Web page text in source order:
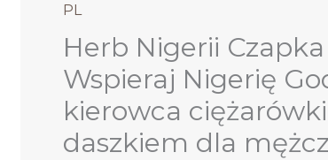
PL
Herb Nigerii
Wspieraj Nigerię
kierowca
daszkiem dla